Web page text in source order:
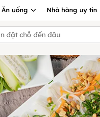
Ăn uống Nhà hàng uy tín